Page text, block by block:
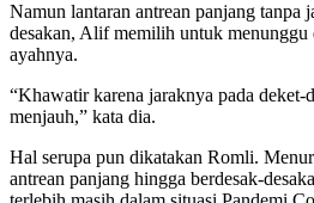
Namun lantaran antrean panjang tanpa
desakan, Alif memilih untuk menunggu
ayahnya.
“Khawatir karena jaraknya pada deket-
menjauh,” kata dia.
Hal serupa pun dikatakan Romli.
antrean panjang hingga berdesak-